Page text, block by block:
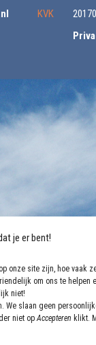
je er bent!
onze site zijn, hoe vaak
om ons te helpen
niet!
We slaan geen
niet opAccepteren klikt.
KVK